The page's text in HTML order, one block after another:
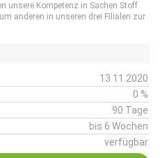
unsere Kompetenz in Sachen Stoff
anderen in unseren drei Filialen zur
13.11.2020
0 %
90 Tage
bis 6 Wochen
verfügbar